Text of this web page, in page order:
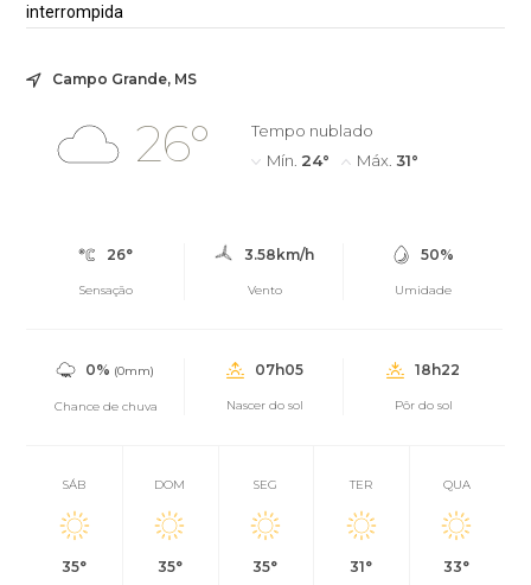
interrompida
Campo Grande, MS
26°
Tempo nublado
Mín. 24° Máx. 31°
26°
Sensação
3.58km/h
Vento
50%
Umidade
0% (0mm)
Chance de chuva
07h05
Nascer do sol
18h22
Pôr do sol
SÁB
35°
DOM
35°
SEG
35°
TER
31°
QUA
33°